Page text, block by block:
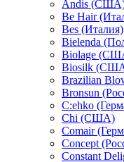
Andis
Be Hair
Bes (Италия)
Bielenda
Biolage
Biosilk
Brazilian
Bronsun
C:ehko
Chi (США)
Comair
Concept
Constant